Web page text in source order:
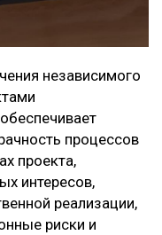
независимого
процессов
проекта,
интересов,
реализации,
риски и